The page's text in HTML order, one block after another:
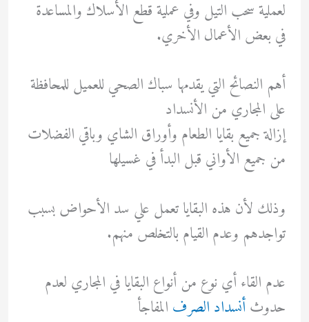
لعملية سحب التيل وفي عملية قطع الأسلاك والمساعدة
في بعض الأعمال الأخري.
أهم النصائح التي يقدمها سباك الصحي للعميل للمحافظة
على المجاري من الأنسداد
إزالة جميع بقايا الطعام وأوراق الشاي وباقي الفضلات
من جميع الأواني قبل البدأ في غسيلها
وذلك لأن هذه البقايا تعمل علي سد الأحواض بسبب
تواجدهم وعدم القيام بالتخلص منهم.
عدم القاء أي نوع من أنواع البقايا في المجاري لعدم
حدوثأنسداد الصرف المفاجأ